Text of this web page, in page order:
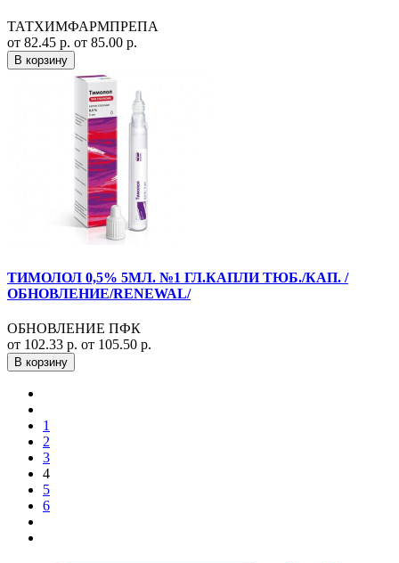
ТАТХИМФАРМПРЕПА
от 82.45 р. от 85.00 р.
В корзину
ТИМОЛОЛ 0,5% 5МЛ. №1 ГЛ.КАПЛИ ТЮБ./КАП. /
ОБНОВЛЕНИЕ/RENEWAL/
ОБНОВЛЕНИЕ ПФК
от 102.33 р. от 105.50 р.
В корзину
1
2
3
4
5
6